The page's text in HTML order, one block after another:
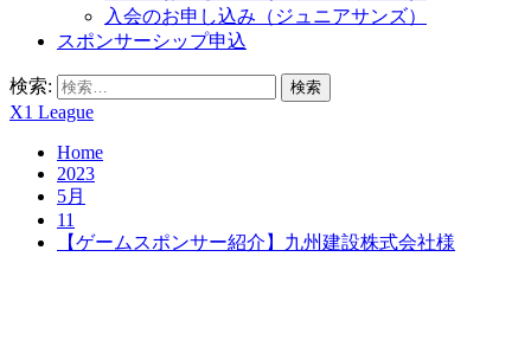
入会のお申し込み（ジュニアサンズ）
スポンサーシップ申込
検索:
X1 League
Home
2023
5月
11
【ゲームスポンサー紹介】九州建設株式会社様